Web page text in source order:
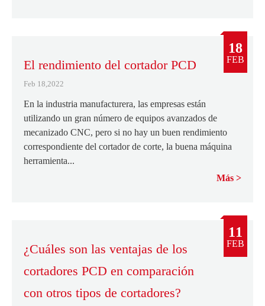
El rendimiento del cortador PCD
Feb 18,2022
En la industria manufacturera, las empresas están
utilizando un gran número de equipos avanzados de
mecanizado CNC, pero si no hay un buen rendimiento
correspondiente del cortador de corte, la buena máquina
herramienta...
Más
18
FEB
¿Cuáles son las ventajas de los
cortadores PCD en comparación
con otros tipos de cortadores?
11
FEB